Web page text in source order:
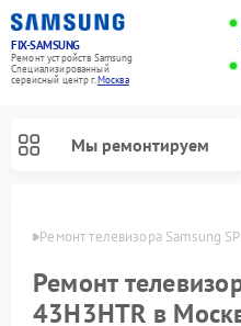
FIX-SAMSUNG
Ремонт устройств Samsung
Специализированный
cервисный центр г.Москва
Мы ремонтируем
Ремонт телевизора Samsung
Ремонт
43H3HTR в